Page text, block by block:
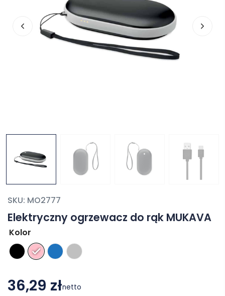
Elektryczny ogrzewacz do rąk MUKAVA
SKU: MO2777
Kolor
36,29 złnetto